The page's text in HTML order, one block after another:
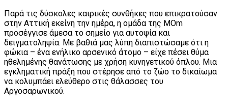
Παρά τις δύσκολες καιρικές συνθήκες που επικρατούσαν
στην Αττική εκείνη την ημέρα, η ομάδα της MOm
προσέγγισε άμεσα το σημείο για αυτοψία και
δειγματοληψία. Με βαθιά μας λύπη διαπιστώσαμε ότι η
φώκια – ένα ενήλικο αρσενικό άτομο – είχε πέσει θύμα
ηθελημένης θανάτωσης με χρήση κυνηγετικού όπλου. Μια
εγκληματική πράξη που στέρησε από το ζώο το δικαίωμα
να κολυμπάει ελεύθερο στις θάλασσες του
Αργοσαρωνικού.